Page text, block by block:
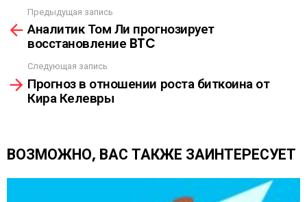
Ы
Л
К
А
м
е
щ
Предыдущая запись
Аналитик Том Ли прогнозирует
восстановление BTC
Следующая запись
Прогноз в отношении роста биткоина от
Кира Келевры
ВОЗМОЖНО, ВАС ТАКЖЕ ЗАИНТЕРЕСУЕТ